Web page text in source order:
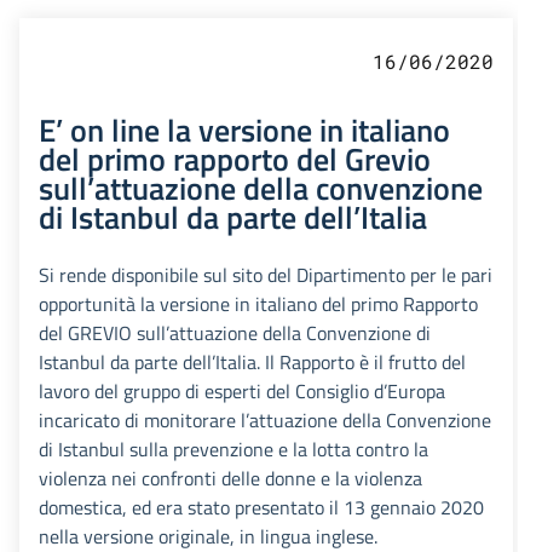
16/06/2020
E’ on line la versione in italiano
del primo rapporto del Grevio
sull’attuazione della convenzione
di Istanbul da parte dell’Italia
Si rende disponibile sul sito del Dipartimento per le pari
opportunità la versione in italiano del primo Rapporto
del GREVIO sull’attuazione della Convenzione di
Istanbul da parte dell’Italia. Il Rapporto è il frutto del
lavoro del gruppo di esperti del Consiglio d’Europa
incaricato di monitorare l’attuazione della Convenzione
di Istanbul sulla prevenzione e la lotta contro la
violenza nei confronti delle donne e la violenza
domestica, ed era stato presentato il 13 gennaio 2020
nella versione originale, in lingua inglese.